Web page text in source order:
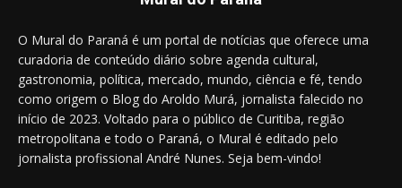
O Mural do Paraná é um portal de notícias que oferece uma
curadoria de conteúdo diário sobre agenda cultural,
gastronomia, política, mercado, mundo, ciência e fé, tendo
como origem o Blog do Aroldo Murá, jornalista falecido no
início de 2023. Voltado para o público de Curitiba, região
metropolitana e todo o Paraná, o Mural é editado pelo
jornalista profissional André Nunes. Seja bem-vindo!